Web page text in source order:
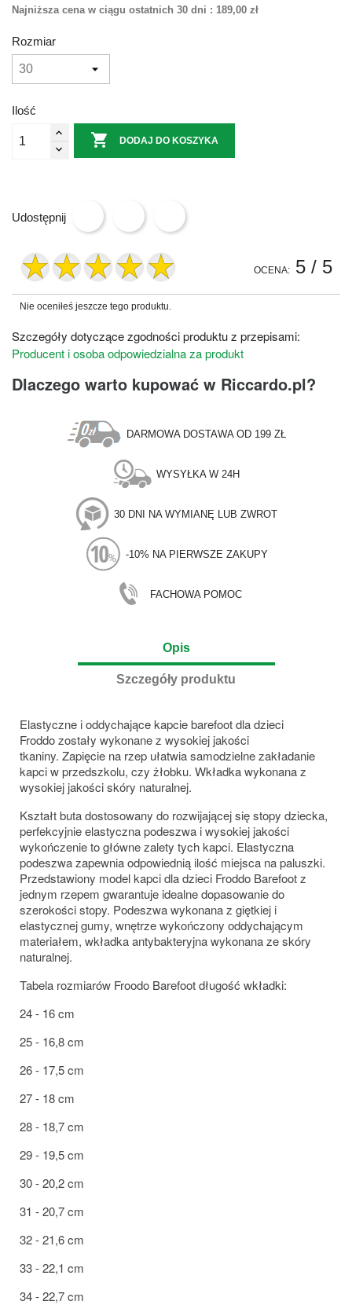
Najniższa cena w ciągu ostatnich 30 dni : 189,00 zł
Rozmiar
Ilość
 DODAJ DO KOSZYKA
Udostępnij
OCENA: 5 / 5
Nie oceniłeś jeszcze tego produktu.
Szczegóły dotyczące zgodności produktu z przepisami:
Producent i osoba odpowiedzialna za produkt
Dlaczego warto kupować w Riccardo.pl?
DARMOWA DOSTAWA OD 199 ZŁ
WYSYŁKA W 24H
30 DNI NA WYMIANĘ LUB ZWROT
-10% NA PIERWSZE ZAKUPY
FACHOWA POMOC
Opis
Szczegóły produktu
Elastyczne i oddychające kapcie barefoot dla dzieci
Froddo zostały wykonane z wysokiej jakości
tkaniny. Zapięcie na rzep ułatwia samodzielne zakładanie
kapci w przedszkolu, czy żłobku. Wkładka wykonana z
wysokiej jakości skóry naturalnej.
Kształt buta dostosowany do rozwijającej się stopy dziecka,
perfekcyjnie elastyczna podeszwa i wysokiej jakości
wykończenie to główne zalety tych kapci. Elastyczna
podeszwa zapewnia odpowiednią ilość miejsca na paluszki.
Przedstawiony model kapci dla dzieci Froddo Barefoot z
jednym rzepem gwarantuje idealne dopasowanie do
szerokości stopy. Podeszwa wykonana z giętkiej i
elastycznej gumy, wnętrze wykończony oddychającym
materiałem, wkładka antybakteryjna wykonana ze skóry
naturalnej.
Tabela rozmiarów Froodo Barefoot długość wkładki:
24 - 16 cm
25 - 16,8 cm
26 - 17,5 cm
27 - 18 cm
28 - 18,7 cm
29 - 19,5 cm
30 - 20,2 cm
31 - 20,7 cm
32 - 21,6 cm
33 - 22,1 cm
34 - 22,7 cm